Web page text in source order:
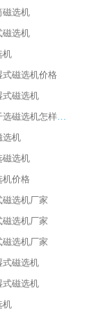
磁选机
磁选机
机
式磁选机价格
式磁选机
甘肃矿山用干选磁选机怎样调磁
选机
磁选机
机价格
选机厂家
选机厂家
选机厂家
式磁选机
式磁选机
机